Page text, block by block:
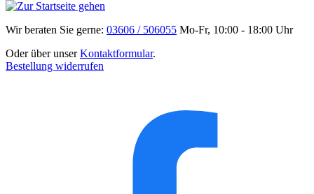
Wir beraten Sie gerne: 03606 / 506055 Mo-Fr, 10:00 - 18:00 Uhr
Oder über unserKontaktformular.
Bestellung widerrufen